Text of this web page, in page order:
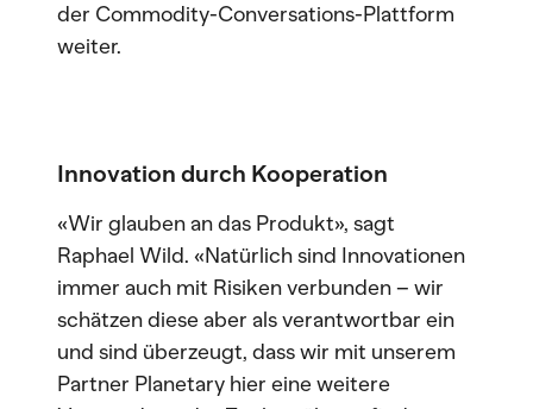
der Commodity-Conversations-Plattform
weiter.
Innovation durch Kooperation
«Wir glauben an das Produkt», sagt
Raphael Wild. «Natürlich sind Innovationen
immer auch mit Risiken verbunden – wir
schätzen diese aber als verantwortbar ein
und sind überzeugt, dass wir mit unserem
Partner Planetary hier eine weitere